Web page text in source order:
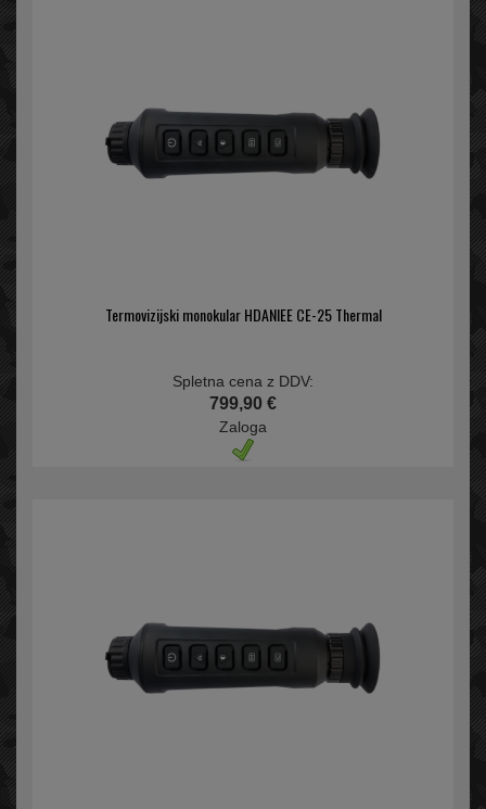
Termovizijski monokular HDANIEE CE-25 Thermal
Spletna cena z DDV:
799,90 €
Zaloga